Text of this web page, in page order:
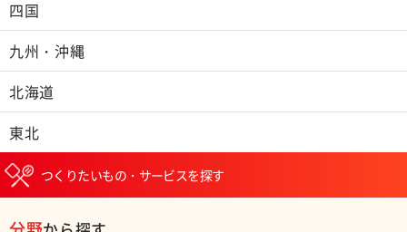
四国
九州・沖縄
北海道
東北
つくりたいもの・サービスを探す